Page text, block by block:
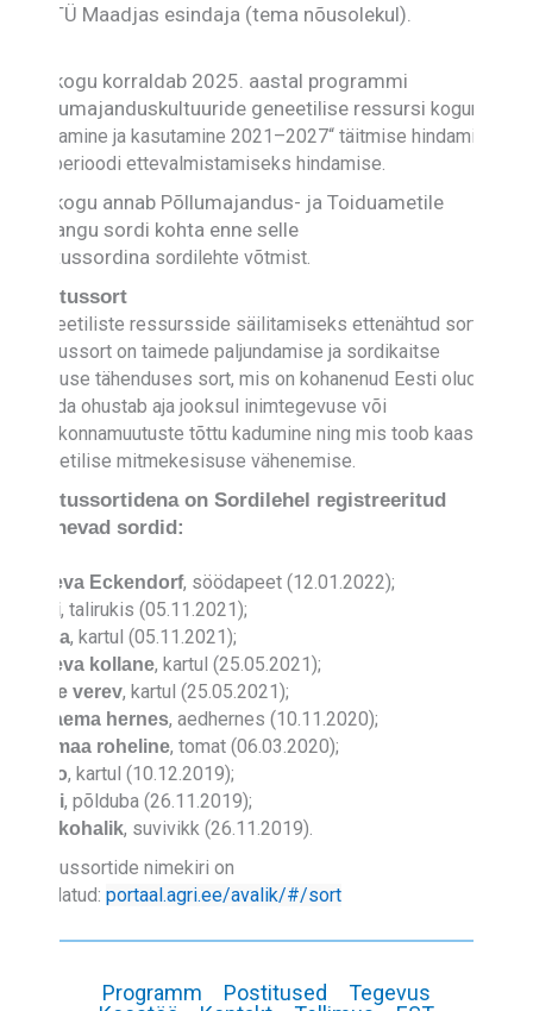
– MTÜ Maadjas esindaja (tema nõusolekul).
Nõukogu korraldab 2025. aastal programmi
„Põllumajanduskultuuride geneetilise ressursi kogumine,
säilitamine ja kasutamine 2021–2027“ täitmise hindamise ja
uue perioodi ettevalmistamiseks hindamise.
Nõukogu annab Põllumajandus- ja Toiduametile
hinnangu sordi kohta enne selle
säilitussordina sordilehte võtmist.
Säilitussort
Geneetiliste ressursside säilitamiseks ettenähtud sort ehk
säilitussort on taimede paljundamise ja sordikaitse
seaduse tähenduses sort, mis on kohanenud Eesti oludega
ja mida ohustab aja jooksul inimtegevuse või
keskkonnamuutuste tõttu kadumine ning mis toob kaasa
geneetilise mitmekesisuse vähenemise.
Säilitussortidena on Sordilehel registreeritud
järgnevad sordid:
Jõgeva Eckendorf, söödapeet (12.01.2022);
Tulvi, talirukis (05.11.2021);
Endla, kartul (05.11.2021);
Jõgeva kollane, kartul (25.05.2021);
Väike verev, kartul (25.05.2021);
Vanaema hernes, aedhernes (10.11.2020);
Hiiumaa roheline, tomat (06.03.2020);
Ando, kartul (10.12.2019);
Helbi, põlduba (26.11.2019);
Rae kohalik, suvivikk (26.11.2019).
Säilitussortide nimekiri on
avaldatud: portaal.agri.ee/avalik/#/sort
Programm Postitused
Tegevus